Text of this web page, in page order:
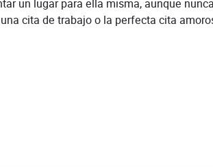
un lugar para ella misma, aunque
cita de trabajo o la perfecta cita